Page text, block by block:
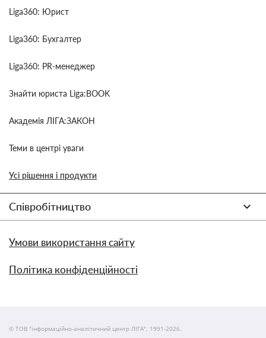
Liga360: Юрист
Liga360: Бухгалтер
Liga360: PR-менеджер
Знайти юриста Liga:BOOK
Академія ЛІГА:ЗАКОН
Теми в центрі уваги
Усі рішення і продукти
Співробітництво
Умови використання сайту
Політика конфіденційності
© ТОВ "інформаційно-аналітичний центр ЛІГА", 1991-2026.